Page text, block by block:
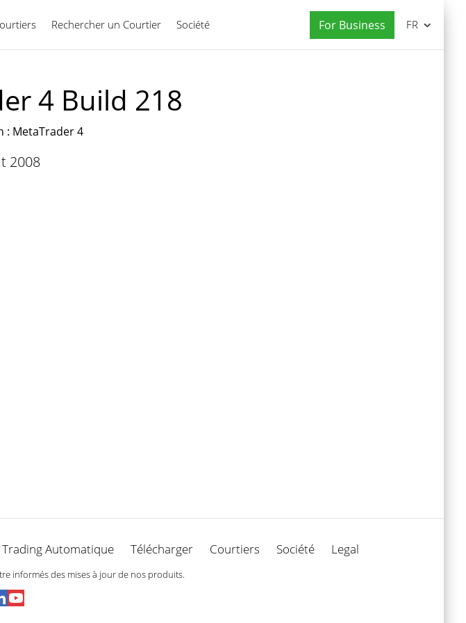
Rechercher un Courtier Société For Business
Français FR
4 Build 218
: MetaTrader 4
2008
Trading Automatique Télécharger Courtiers Société Legal
informés des mises à jour de nos produits.